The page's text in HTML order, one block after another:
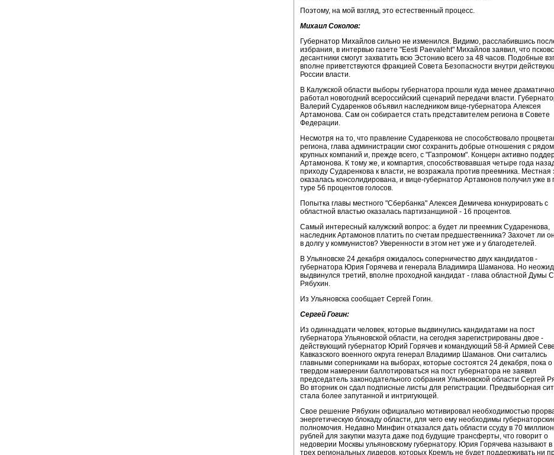
Поэтому, на мой взгляд, это естественный процесс.
Михаил Соколов:
Губернатор Михайлов сильно не изменился. Видимо, расслабившись
избрания, в интервью газете "Eesti Paevaleht" Михайлов заявил, что
десантники смогут захватить всю Эстонию всего за 48 часов. Подобные
вполне приветствуются фракцией Совета Безопасности внутри
России власти.
В Калужской области выборы губернатора прошли куда менее
работал новогодний всероссийский сценарий передачи власти.
Валерий Сударенков объявил наследником вице-губернатора Алексея
Артамонова. Сам он собирается стать представителем региона в Совете
Федерации.
Несмотря на то, что правление Сударенкова не способствовало
региона, глава администрации смог сохранить добрые отношения с рядом
крупных компаний и, прежде всего, с "Газпромом". Концерн активно
Артамонова. К тому же, и компартия, способствовавшая четыре года
приходу Сударенкова к власти, не возражала против преемника. Местная
оказалась консолидирована, и вице-губернатор Артамонов получил уже в
туре 56 процентов голосов.
Попытка главы местного "Сбербанка" Алексея Демичева конкурировать с
областной властью оказалась партизанщиной - 16 процентов.
Самый интересный калужский вопрос: а будет ли преемник Сударенкова,
наследник Артамонов платить по счетам предшественника? Захочет ли
в долгу у коммунистов? Уверенности в этом нет уже и у благодетелей.
В Ульяновске 24 декабря ожидалось соперничество двух кандидатов -
губернатора Юрия Горячева и генерала Владимира Шаманова. Но
выдвинулся третий, вполне проходной кандидат - глава областной Думы
Рябухин.
Из Ульяновска сообщает Сергей Гогин.
Сергей Гогин:
Из одиннадцати человек, которые выдвинулись кандидатами на пост
губернатора Ульяновской области, на сегодня зарегистрированы двое -
действующий губернатор Юрий Горячев и командующий 58-й Армией
Кавказского военного округа генерал Владимир Шаманов. Они считались
главными соперниками на выборах, которые состоятся 24 декабря, пока о
твердом намерении баллотироваться на пост губернатора не заявил
председатель законодательного собрания Ульяновской области Сергей
Во вторник он сдал подписные листы для регистрации. Предвыборная
стала более запутанной и интригующей.
Свое решение Рябухин официально мотивировал необходимостью
энергетическую блокаду области, для чего ему необходимы
полномочия. Недавно Минфин отказался дать области ссуду в 70
рублей для закупки мазута даже под будущие трансферты, что говорит о
недоверии Москвы ульяновскому губернатору. Юрия Горячева называют в
трех региональных лидеров, которых Кремль не будет поддерживать ни